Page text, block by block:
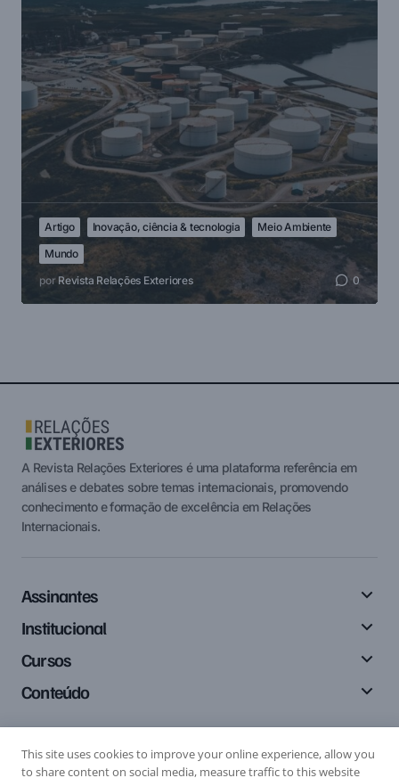
Artigo Inovação, ciência & tecnologia
Meio Ambiente
Mundo
por Revista Relações Exteriores 0
A Revista Relações Exteriores é uma plataforma referência em
análises e debates sobre temas internacionais, promovendo
conhecimento e formação de excelência em Relações
Internacionais.
Assinantes
Institucional
Cursos
Conteúdo
Siga-nos
This site uses cookies to improve your online experience, allow you
to share content on social media, measure traffic to this website